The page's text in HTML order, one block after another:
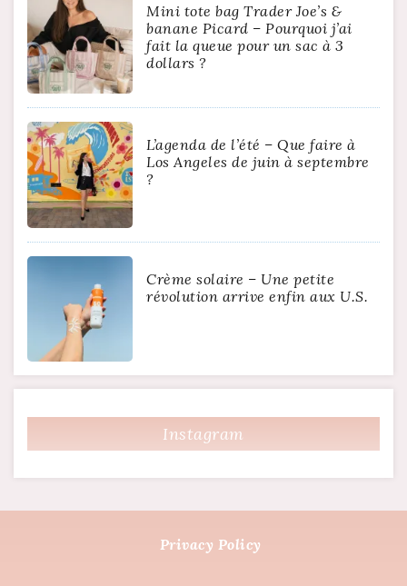
Mini tote bag Trader Joe’s &
banane Picard – Pourquoi j’ai
fait la queue pour un sac à 3
dollars ?
L’agenda de l’été – Que faire à
Los Angeles de juin à septembre
?
Crème solaire – Une petite
révolution arrive enfin aux U.S.
Instagram
Privacy Policy